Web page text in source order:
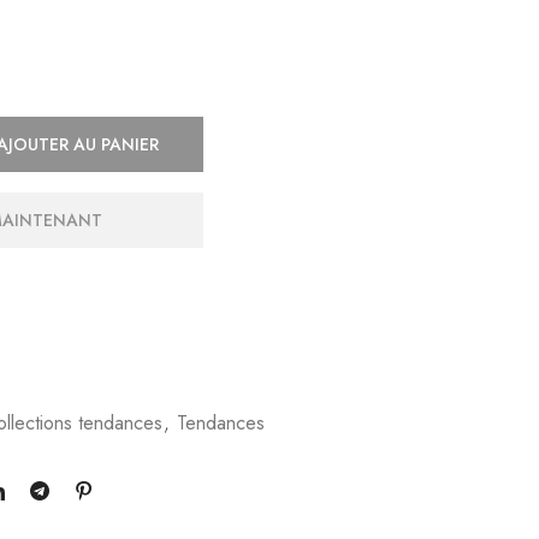
AU PANIER
tendances, Tendances